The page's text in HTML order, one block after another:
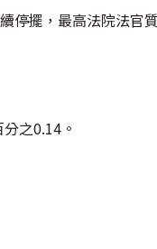
停擺，最高法院法官
之0.14。